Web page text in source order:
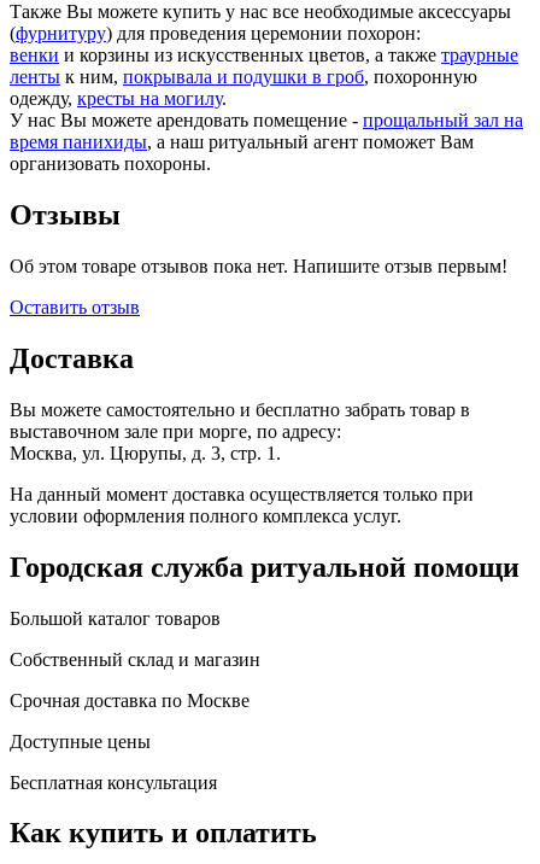
Также Вы можете купить у нас все необходимые аксессуары
(фурнитуру) для проведения церемонии похорон:
венки и корзины из искусственных цветов, а также траурные
ленты к ним, покрывала и подушки в гроб, похоронную
одежду, кресты на могилу.
У нас Вы можете арендовать помещение - прощальный зал на
время панихиды, а наш ритуальный агент поможет Вам
организовать похороны.
Отзывы
Об этом товаре отзывов пока нет. Напишите отзыв первым!
Оставить отзыв
Доставка
Вы можете самостоятельно и бесплатно забрать товар в
выставочном зале при морге, по адресу:
Москва, ул. Цюрупы, д. 3, стр. 1.
На данный момент доставка осуществляется только при
условии оформления полного комплекса услуг.
Городская служба ритуальной помощи
Большой каталог товаров
Собственный склад и магазин
Срочная доставка по Москве
Доступные цены
Бесплатная консультация
Как купить и оплатить